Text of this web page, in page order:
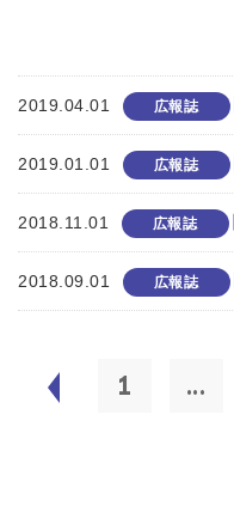
2019.04.01 広報誌
2019.01.01 広報誌
2018.11.01 広報誌
2018.09.01 広報誌
1 ...